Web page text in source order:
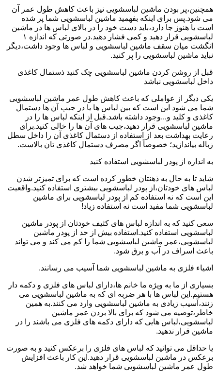
همچنین،پر بودن ماشین لباسشویی نیز باعث کاهش طول عمر آن
می شود.پس برای اینکه بفهمید ماشین لباسشویی شما پر شده
است یا هنوز جا دارد،باید دست خود را در بالای لباس ها در ماشین
لباسشویی قرار دهید و کمی فشار دهید.در صورتی که اندازه ۱
انگشت میان سقف ماشین لباسشویی و لباس ها وجود داشت،دیگر
نباید ماشین لباسشویی را پر کنید.
قبل از روشن کردن ماشین لباسشویی چک کنید ذستمال کاغذی
داخل لباسشویی نباشد
یکی دیگر از عواملی که باعث کاهش طول عمر ماشین لباسشویی
شما می شود این است که بین لباس ها یا در جیب آن ها دستمال
کاغذی و کلید و...وجود داشته باشد.قبل از اینکه لباس ها را در
ماشین لباسشویی قرار دهید،جیب های آن ها را خالی کنید.برای
رعایت بهداشت بعد از استفاده از دستمال کاغذی آن را داخل سطل
زباله بیاندازید؛ خصوصاً اگر مصرف دستمال کاغذی تان بالاست.
به اندازه از پودر لباسشویی استفاده کنید
شاید تا به حال به ذهنتان خطور کرده است که برای تمیزتر شدن
لباس های خودتان،از پودر لباسشویی بیشتری استفاده کنید.واقعیت
این است که نه استفاده کم از پودر لباسشویی برای ماشین
لباسشویی شما مفید است نه استفاده زیاد!
سعی کنید که به اندازه لباس های کثیف خودتان از پودر ماشین
لباسشویی استفاده کنید.استفاده بیش از حد از پودر ماشین
لباسشویی،عمر ماشین لباسشویی شما را کم می کند و می تواند
باعث اسراف در آب و برق شود.
اشیاء فلزی به ماشین لباسشویی شما آسیب می رسانند.
بسیاری از ما به ویژه ما خانم ها،دارای لباس های فلزی و دکمه دار
هستیم.این لباس ها با هر ضربه ای که به ماشین لباسشویی می
زنند،آسیب زیادی به ماشین لباسشویی وارد می کنند.به همین
خاطر،توصیه می شود که برای بالا بردن عمر ماشین
لباسشویی،لباس هایی که دارای دکمه های فلزی می باشند را در
ماشین قرار ندهید.
یا حداقل می توانید که لباس های فلزی را برعکس کنید و به صورت
برعکس در ماشین لباسشویی قرار دهید.این کار باعث افزایش
طول عمر ماشین لباسشویی شما خواهد شد.